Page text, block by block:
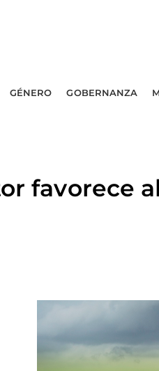
GÉNERO GOBERNANZA
favorece al